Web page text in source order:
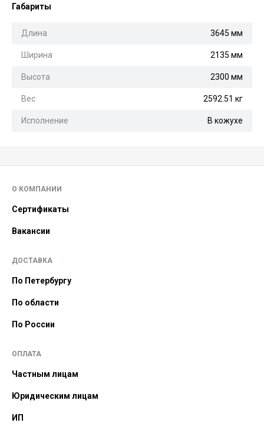
Габариты
Длина 3645 мм
Ширина 2135 мм
Высота 2300 мм
Вес 2592.51 кг
Исполнение В кожухе
О КОМПАНИИ
Сертификаты
Вакансии
ДОСТАВКА
По Петербургу
По области
По России
ОПЛАТА
Частным лицам
Юридическим лицам
ИП